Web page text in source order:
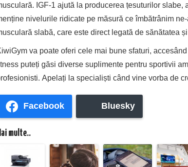
IGF-1 ajută la producerea țesuturilor slabe,
nivelurile ridicate pe măsură ce îmbătrânim
slabă, care este direct legată de sănătatea
va poate oferi cele mai bune sfaturi, accesând
puteți găsi diverse suplimente pentru sportivii
Apelați la specialiști când vine vorba de
Facebook Bluesky
multe..